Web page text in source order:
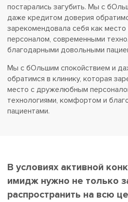
постарались загубить. Мы с
даже кредитом доверия
зарекомендовала себя как
персоналом, современными
благодарными довольными
Мы с бОльшим спокойствием и
обратимся в клинику, которая
место с дружелюбным
технологиями, комфортом и
пациентами.
В условиях активной
имидж нужно не только
распространить на всю